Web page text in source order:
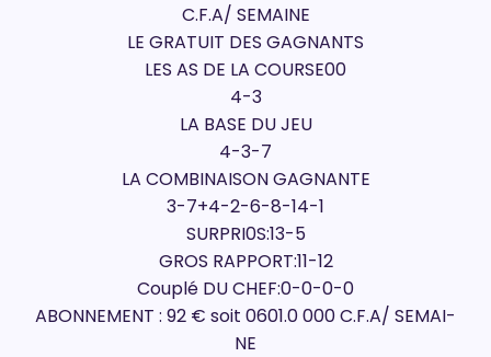
C.F.A/ SEMAINE
LE GRATUIT DES GAGNANTS
LES AS DE LA COURSE00
4-3
LA BASE DU JEU
4-3-7
LA COMBINAISON GAGNANTE
3-7+4-2-6-8-14-1
SURPRI0S:13-5
GROS RAPPORT:11-12
Couplé DU CHEF:0-0-0-0
ABONNEMENT : 92 € soit 0601.0 000 C.F.A/ SEMAI-
NE